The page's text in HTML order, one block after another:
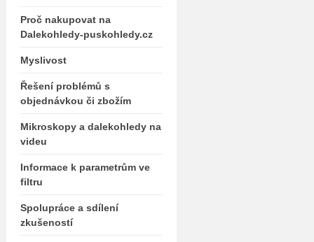
Proč nakupovat na
Dalekohledy-puskohledy.cz
Myslivost
Řešení problémů s
objednávkou či zbožím
Mikroskopy a dalekohledy na
videu
Informace k parametrům ve
filtru
Spolupráce a sdílení
zkušeností